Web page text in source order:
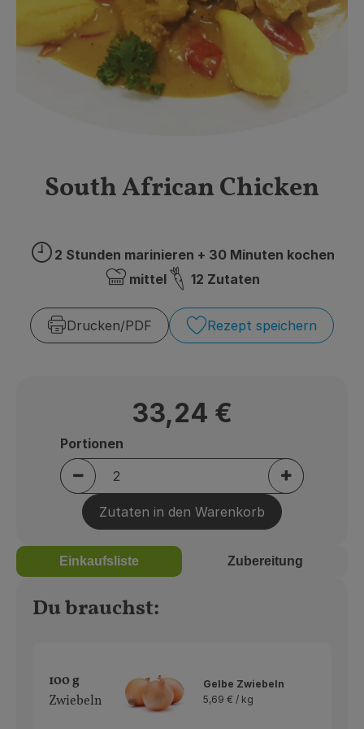
Obst & Gemüse
Getränke
Vorratskammer
Der Betrieb
Catering
South African Chicken
Zubreitungszeit:
2 Stunden marinieren + 30 Minuten kochen
Schwierigkeit:
mittel 12 Zutaten
Drucken​/​PDF Rezept speichern
33,24 €
Portionen verringern (aktuell 2 Portionen
Portionen
Portionen
Zutaten in den Warenkorb
Einkaufsliste Zubereitung
Du brauchst:
100 g
Zwiebeln
Gelbe Zwiebeln
5,69 € / kg